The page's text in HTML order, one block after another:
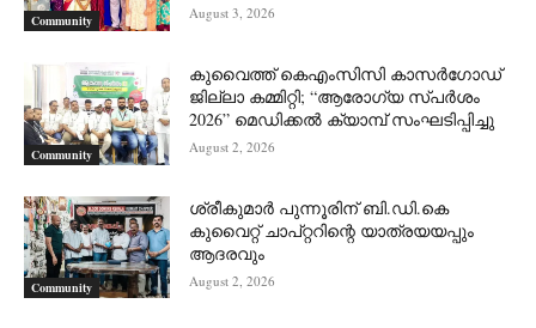
Community August 3, 2026
Community
കുവൈത്ത് കെഎംസിസി കാസർഗോഡ്
ജില്ലാ കമ്മിറ്റി; “ആരോഗ്യ സ്പർശം
2026” മെഡിക്കൽ ക്യാമ്പ് സംഘടിപ്പിച്ചു
August 2, 2026
Community
ശ്രീകുമാർ പുന്നൂരിന് ബി.ഡി.കെ
കുവൈറ്റ് ചാപ്റ്ററിന്റെ യാത്രയയപ്പും
ആദരവും
August 2, 2026